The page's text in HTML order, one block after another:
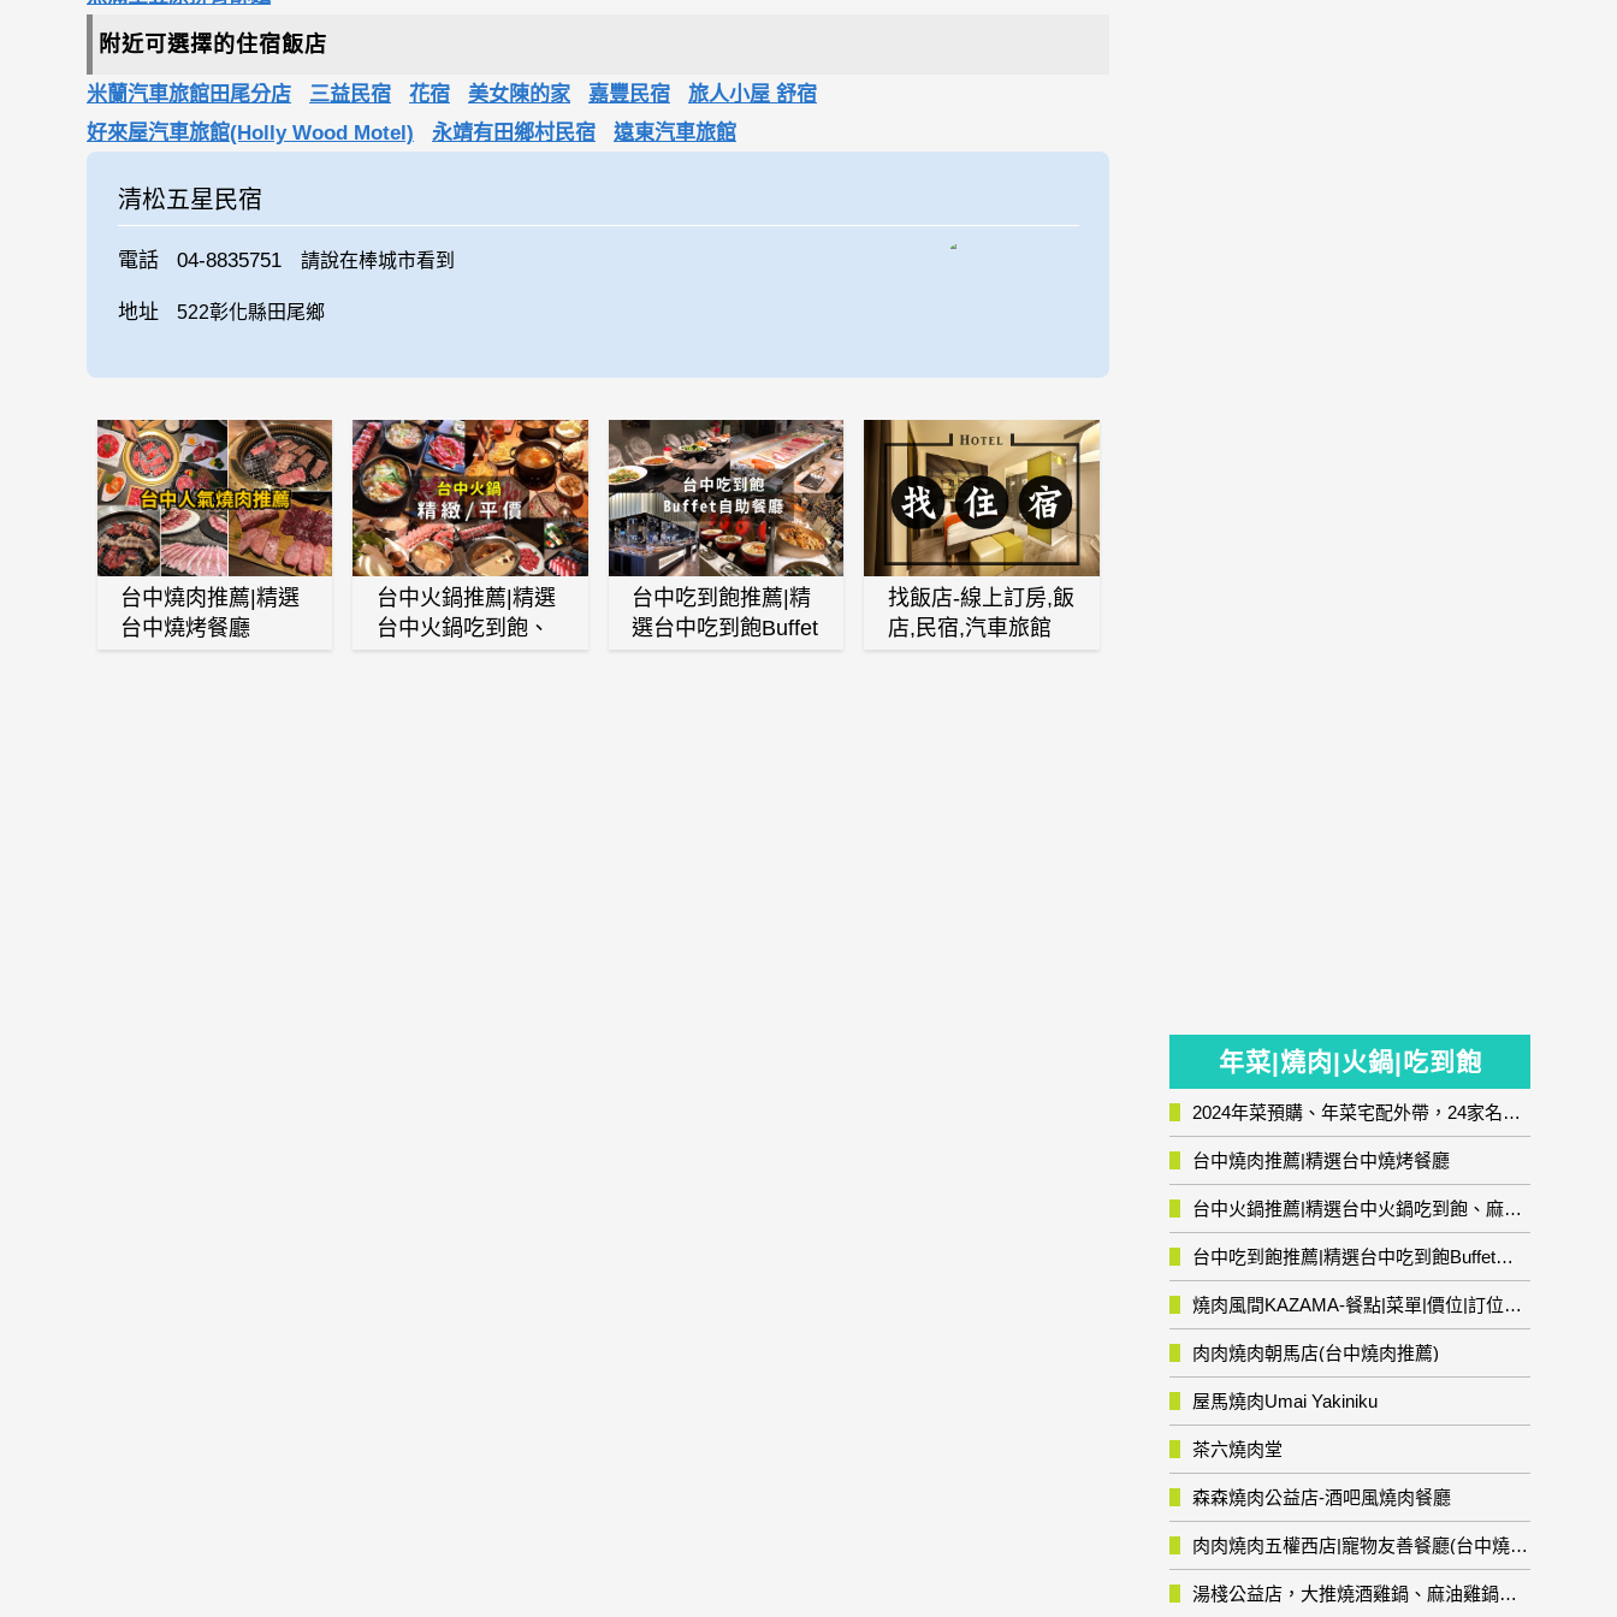
附近可選擇的住宿飯店
米蘭汽車旅館田尾分店 三益民宿 花宿 美女陳的家 嘉豐民宿
旅人小屋 舒宿
好來屋汽車旅館(Holly Wood Motel)
永靖有田鄉村民宿 遠東汽車旅館
清松五星民宿
電話 04-8835751 請說在棒城市看到
地址 522彰化縣田尾鄉
台中燒肉推薦|精選
台中燒烤餐廳
台中火鍋推薦|精選
台中火鍋吃到飽、
台中吃到飽推薦|精
選台中吃到飽Buffet
找飯店-線上訂房,飯
店,民宿,汽車旅館
年菜|燒肉|火鍋|吃到飽
2024年菜預購、年菜宅配外帶，24家名店年菜推薦整理，圍爐輕鬆上菜團圓趣
台中燒肉推薦|精選台中燒烤餐廳
台中火鍋推薦|精選台中火鍋吃到飽、麻辣鍋、鴛鴦鍋、石頭火鍋、酸菜白肉鍋、海鮮鍋、燒酒雞、麻油雞、壽喜燒等熱門人氣火鍋店!
台中吃到飽推薦|精選台中吃到飽Buffet自助餐廳
燒肉風間KAZAMA-餐點|菜單|價位|訂位資訊
肉肉燒肉朝馬店(台中燒肉推薦)
屋馬燒肉Umai Yakiniku
茶六燒肉堂
森森燒肉公益店-酒吧風燒肉餐廳
肉肉燒肉五權西店|寵物友善餐廳(台中燒肉推薦)
湯棧公益店，大推燒酒雞鍋、麻油雞鍋暖暖有夠補